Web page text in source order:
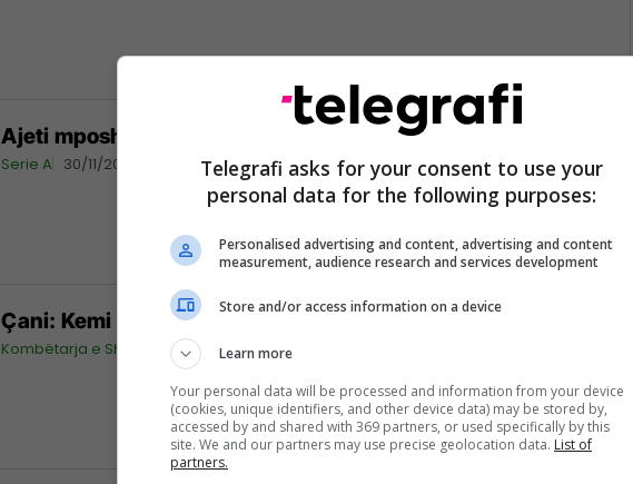
Ajeti mposht dhe eliminon Ujkanin dhe Çanin (Video)
Serie A 30/11/2016
Çani: Kemi gjasë të kualifikohemi në Rusia 2018
Kombëtarja e Shqipërisë 09/11/2016
Telegrafi asks for your consent to use your
personal data for the following purposes:
Personalised advertising and content, advertising and content
measurement, audience research and services development
Store and/or access information on a device
Learn more
Your personal data will be processed and information from your device
(cookies, unique identifiers, and other device data) may be stored by,
accessed by and shared with 369 partners, or used specifically by this
site. We and our partners may use precise geolocation data. List of
partners.